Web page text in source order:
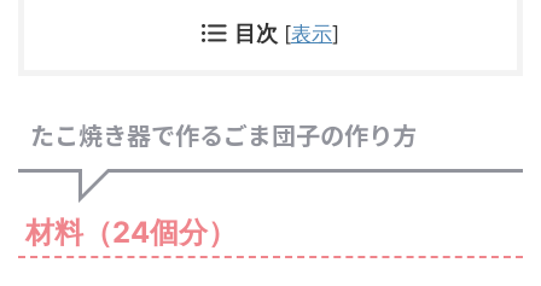
目次 [表示]
たこ焼き器で作るごま団子の作り方
材料（24個分）